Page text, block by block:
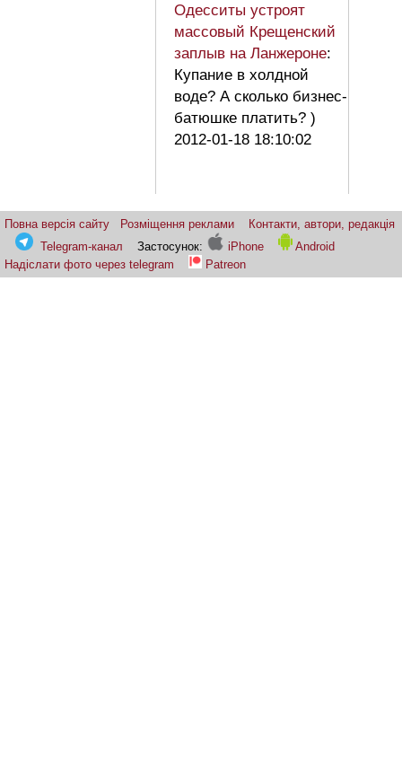
Одесситы устроят
массовый Крещенский
заплыв на Ланжероне:
Купание в холдной
воде? А сколько бизнес-
батюшке платить? )
2012-01-18 18:10:02
Повна версія сайту Розміщення реклами
Контакти, автори, редакція
Telegram-канал
Застосунок: iPhone
Android
Надіслати фото через telegram
Patreon